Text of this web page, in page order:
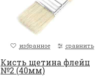
избранное сравнить
Кисть щетина флейц
№2 (40мм)